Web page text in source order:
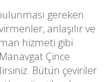
gereken
anlaşılır ve
hizmeti gibi
Çince
Bütün çeviriler